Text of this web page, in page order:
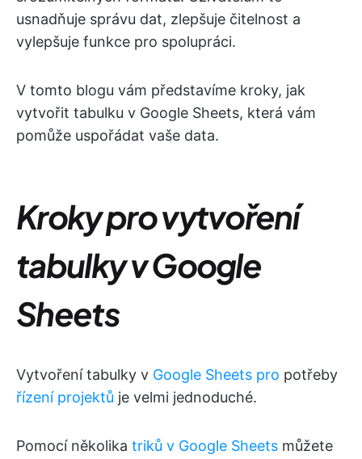
usnadňuje správu dat, zlepšuje čitelnost a
vylepšuje funkce pro spolupráci.
V tomto blogu vám představíme kroky, jak
vytvořit tabulku v Google Sheets, která vám
pomůže uspořádat vaše data.
Kroky pro vytvoření
tabulky v Google
Sheets
Vytvoření tabulky v Google Sheets pro potřeby
řízení projektů je velmi jednoduché.
Pomocí několika triků v Google Sheets můžete